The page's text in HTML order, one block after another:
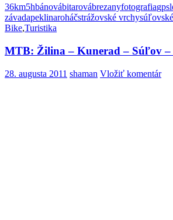
36km5hbánovábitarovábrezanyfotografiagps
závadapeklinaroháčstrážovské vrchy
Bike,Turistika
MTB: Žilina – Kunerad – Súľov
28. augusta 2011 shaman Vložiť komentár